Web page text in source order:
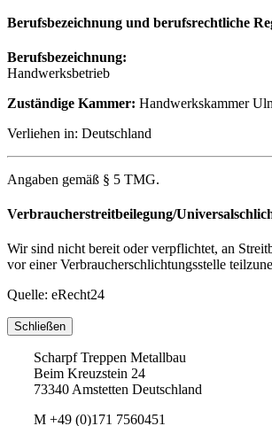
Berufsbezeichnung und berufsrechtliche
Berufsbezeichnung:
Handwerksbetrieb
Zuständige Kammer: Handwerkskammer
Verliehen in: Deutschland
Angaben gemäß § 5 TMG.
Verbraucherstreitbeilegung/
Wir sind nicht bereit oder verpflichtet, an
vor einer Verbraucherschlichtungsstelle
Quelle: eRecht24
Schließen
Scharpf Treppen Metallbau
Beim Kreuzstein 24
73340 Amstetten Deutschland
M +49 (0)171 7560451